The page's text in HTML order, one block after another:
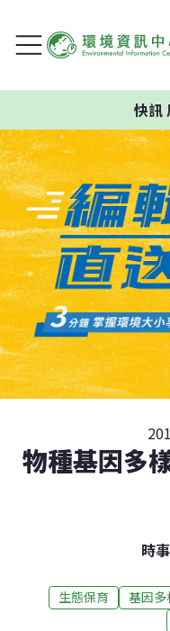
快訊
物種基因多
時
生態保育 基因多